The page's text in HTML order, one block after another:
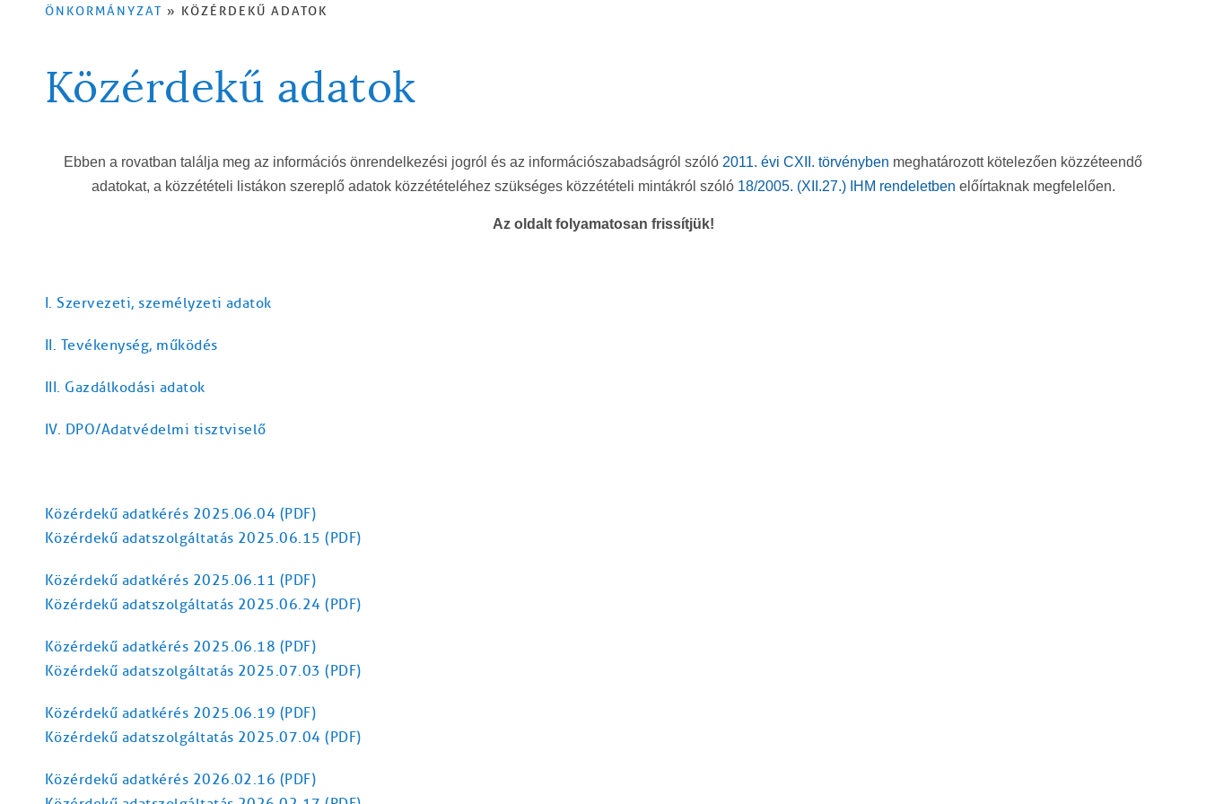
ÖNKORMÁNYZAT KÖZÉRDEKŰ ADATOK
Közérdekű adatok
Ebben a rovatban találja meg az információs önrendelkezési jogról és az információszabadságról szóló 2011. évi CXII. törvényben meghatározott kötelezően közzéteendő
adatokat, a közzétételi listákon szereplő adatok közzétételéhez szükséges közzétételi mintákról szóló 18/2005. (XII.27.) IHM rendeletben előírtaknak megfelelően.
Az oldalt folyamatosan frissítjük!
I. Szervezeti, személyzeti adatok
II. Tevékenység, működés
III. Gazdálkodási adatok
​IV. DPO/Adatvédelmi tisztviselő
Közérdekű adatkérés 2025.06.04 (PDF)
Közérdekű adatszolgáltatás 2025.06.15 (PDF)
Közérdekű adatkérés 2025.06.11 (PDF)
Közérdekű adatszolgáltatás 2025.06.24 (PDF)
Közérdekű adatkérés 2025.06.18 (PDF)
Közérdekű adatszolgáltatás 2025.07.03 (PDF)
Közérdekű adatkérés 2025.06.19 (PDF)
Közérdekű adatszolgáltatás 2025.07.04 (PDF)
Közérdekű adatkérés 2026.02.16 (PDF)